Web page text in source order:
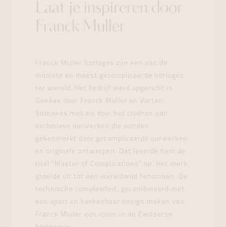
Laat je inspireren door
Franck Muller
Franck Muller horloges zijn een van de
mooiste en meest gecompliceerde horloges
ter wereld. Het bedrijf werd opgericht in
Genève door Franck Muller en Vartan
Sirmakes met als doel het creëren van
exclusieve uurwerken die worden
gekenmerkt door gecompliceerde uurwerken
en originele ontwerpen. Dat leverde hem de
titel “Master of Complications” op. Het merk
groeide uit tot een wereldwijd fenomeen. De
technische complexiteit, gecombineerd met
een apart en herkenbaar design maken van
Franck Muller een icoon in de Zwitserse